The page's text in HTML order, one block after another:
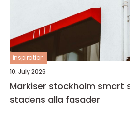
inspiration
10. July 2026
Markiser stockholm smart solskydd för
stadens alla fasader